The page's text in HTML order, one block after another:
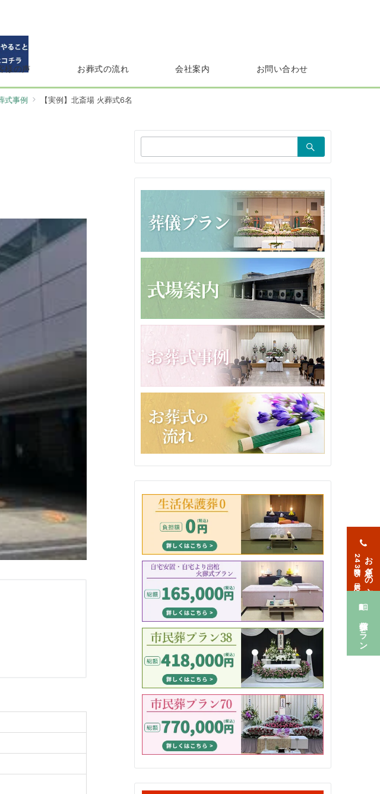
様の声 お葬式の流れ 会社案内 お問い合わせ
式事例 【実例】北斎場 火葬式6名
索：
お急ぎの方
24時間365日対応
葬儀プラン